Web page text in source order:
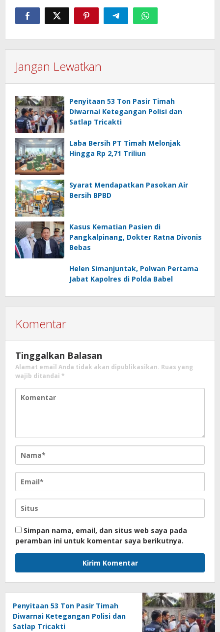
Jangan Lewatkan
Penyitaan 53 Ton Pasir Timah
Diwarnai Ketegangan Polisi dan
Satlap Tricakti
Laba Bersih PT Timah Melonjak
Hingga Rp 2,71 Triliun
Syarat Mendapatkan Pasokan Air
Bersih BPBD
Kasus Kematian Pasien di
Pangkalpinang, Dokter Ratna Divonis
Bebas
Helen Simanjuntak, Polwan Pertama
Jabat Kapolres di Polda Babel
Komentar
Tinggalkan Balasan
Alamat email Anda tidak akan dipublikasikan. Ruas yang
wajib ditandai *
Simpan nama, email, dan situs web saya pada
peramban ini untuk komentar saya berikutnya.
Penyitaan 53 Ton Pasir Timah
Diwarnai Ketegangan Polisi dan
Satlap Tricakti